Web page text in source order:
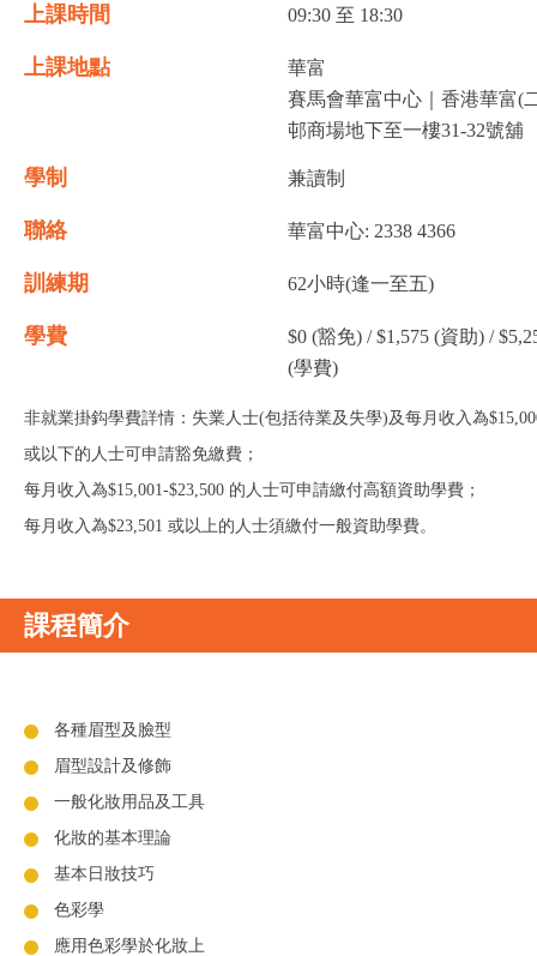
上課時間 09:30 至 18:30
上課地點
華富
賽馬會華富中心｜香港華富(
邨商場地下至一樓31-32號舖
學制 兼讀制
聯絡 華富中心: 2338 4366
訓練期 62小時(逢一至五)
學費
$0 (豁免) / $1,575 (資助) /
(學費)
非就業掛鈎學費詳情：失業人士(包括待業及失學)及每月收入為
或以下的人士可申請豁免繳費；
每月收入為$15,001-$23,500 的人士可申請繳付高額資助學費；
每月收入為$23,501 或以上的人士須繳付一般資助學費。
課程簡介
各種眉型及臉型
眉型設計及修飾
一般化妝用品及工具
化妝的基本理論
基本日妝技巧
色彩學
應用色彩學於化妝上